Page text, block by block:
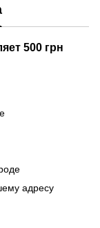
500 грн
адресу